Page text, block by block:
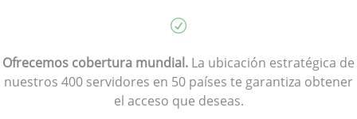
Ofrecemos cobertura mundial. La ubicación estratégica de
nuestros 400 servidores en 50 países te garantiza obtener
el acceso que deseas.